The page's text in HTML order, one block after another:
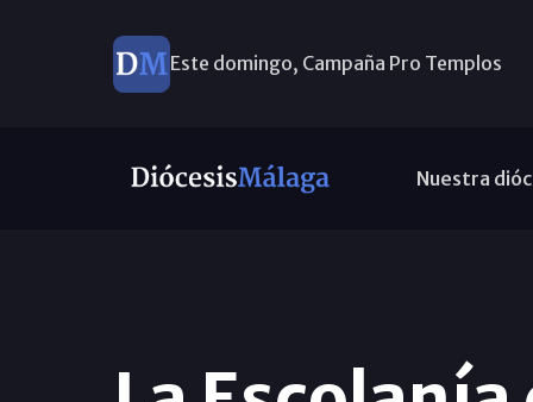
Este domingo, Campaña Pro Templos
Nuestra